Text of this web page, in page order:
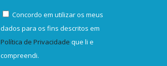
Concordo em utilizar os meus
dados para os fins descritos em
Política de Privacidade que li e
compreendi.